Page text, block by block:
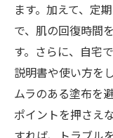
ます。加えて、定
で、肌の回復時間
す。さらに、自宅
説明書や使い方を
ムラのある塗布を
ポイントを押さえ